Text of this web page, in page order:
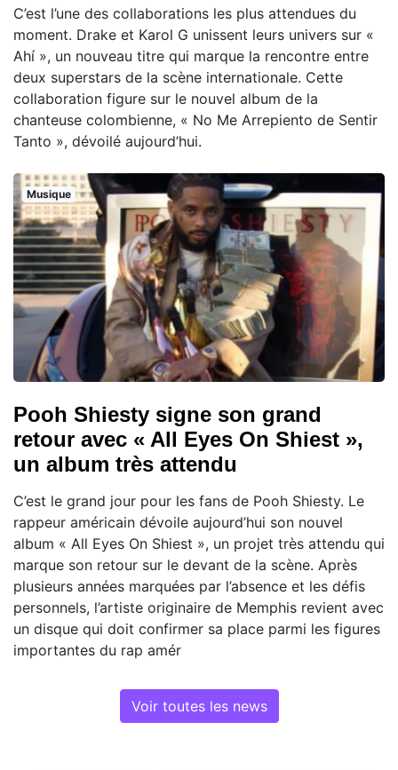
C’est l’une des collaborations les plus attendues du
moment. Drake et Karol G unissent leurs univers sur «
Ahí », un nouveau titre qui marque la rencontre entre
deux superstars de la scène internationale. Cette
collaboration figure sur le nouvel album de la
chanteuse colombienne, « No Me Arrepiento de Sentir
Tanto », dévoilé aujourd’hui.
Musique
Pooh Shiesty signe son grand
retour avec « All Eyes On Shiest »,
un album très attendu
C’est le grand jour pour les fans de Pooh Shiesty. Le
rappeur américain dévoile aujourd’hui son nouvel
album « All Eyes On Shiest », un projet très attendu qui
marque son retour sur le devant de la scène. Après
plusieurs années marquées par l’absence et les défis
personnels, l’artiste originaire de Memphis revient avec
un disque qui doit confirmer sa place parmi les figures
importantes du rap amér
Voir toutes les news